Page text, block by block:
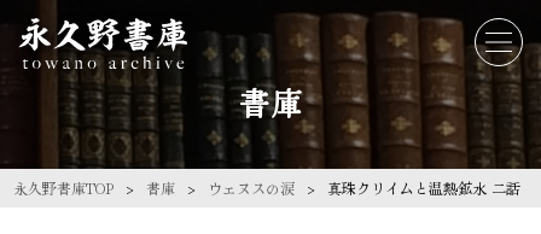
書庫
永久野書庫TOP 書庫 ウェヌスの涙 真珠クリイムと温熱鉱水‬ 二話